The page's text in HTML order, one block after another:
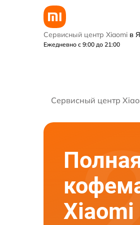
Сервисный центр Xiaomi в
Ежедневно с 9:00 до 21:00
Сервисный центр
Xiaomi